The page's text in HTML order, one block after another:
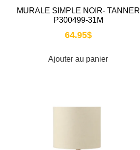
MURALE SIMPLE NOIR- TANNER
P300499-31M
64.95$
Ajouter au panier